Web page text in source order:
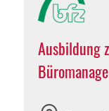
Ausbildung